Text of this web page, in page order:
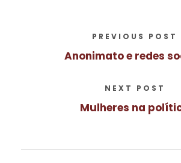
PREVIOUS POST
Anonimato e redes
NEXT POST
Mulheres na